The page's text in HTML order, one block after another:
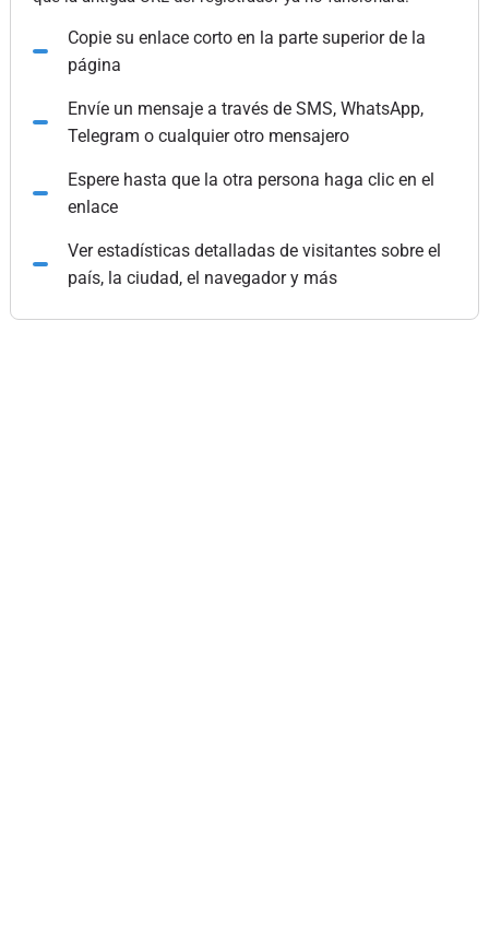
Copie su enlace corto en la parte superior de la
página
Envíe un mensaje a través de SMS, WhatsApp,
Telegram o cualquier otro mensajero
Espere hasta que la otra persona haga clic en el
enlace
Ver estadísticas detalladas de visitantes sobre el
país, la ciudad, el navegador y más